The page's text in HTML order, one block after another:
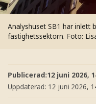
Analyshuset SB1 har inlett
fastighetssektorn. Foto:
Publicerad:12 juni 2026,
Uppdaterad: 12 juni 2026,